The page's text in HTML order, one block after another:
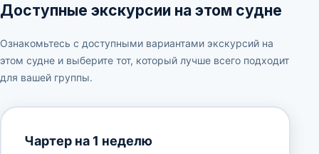
Доступные экскурсии на этом судне
Ознакомьтесь с доступными вариантами экскурсий на
этом судне и выберите тот, который лучше всего подходит
для вашей группы.
Чартер на 1 неделю